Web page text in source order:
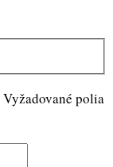
Vyžadované polia